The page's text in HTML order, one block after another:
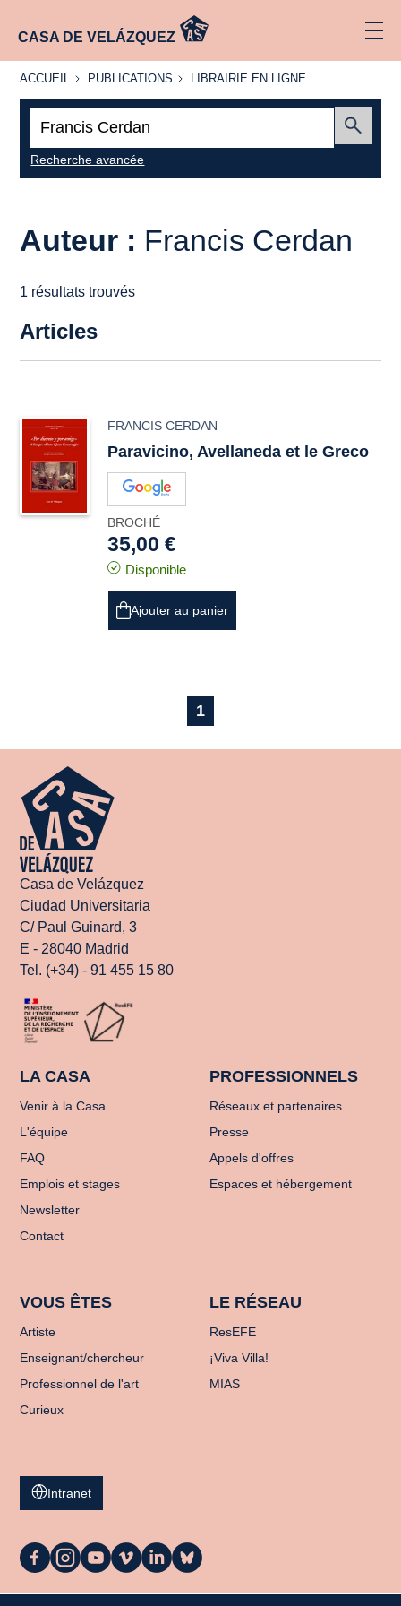
CASA DE VELÁZQUEZ
ACCUEIL
ACCUEIL PUBLICATIONS
PUBLICATIONS
LIBRAIRIE
LIBRAIRIE EN LIGNE
Recherche avancée
Auteur : Francis Cerdan
1 résultats trouvés
Articles
FRANCIS CERDAN
Paravicino, Avellaneda et le Greco
BROCHÉ
35,00 €
Disponible
Ajouter au panier
1
Casa de Velázquez
Ciudad Universitaria
C/ Paul Guinard, 3
E - 28040 Madrid
Tel. (+34) - 91 455 15 80
LA CASA
Venir à la Casa
L'équipe
FAQ
Emplois et stages
Newsletter
Contact
PROFESSIONNELS
Réseaux et partenaires
Presse
Appels d'offres
Espaces et hébergement
VOUS ÊTES
Artiste
Enseignant/chercheur
Professionnel de l'art
Curieux
LE RÉSEAU
ResEFE
¡Viva Villa!
MIAS
Intranet
La
sur
La
sur
La
sur
La
sur
La
sur
La
sur